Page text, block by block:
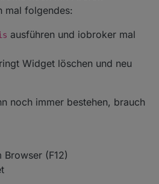
mal folgendes:
ausführen und iobroker mal
Widget löschen und neu
noch immer bestehen, brauch
(F12)